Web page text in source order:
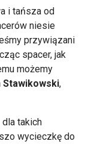
i tańsza od
niesie
przywiązani
spacer, jak
możemy
Stawikowski,
dla takich
wycieczkę do